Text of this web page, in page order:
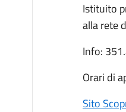
Istituito
alla rete
Info:
Orari di
Sito